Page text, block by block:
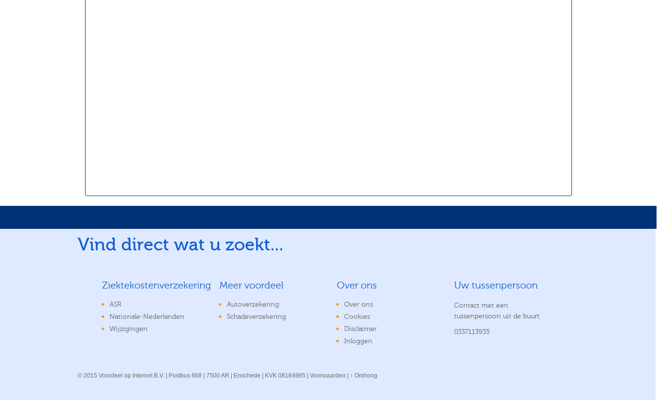
Vind direct wat u zoekt...
Ziektekostenverzekering
ASR
Nationale-Nederlanden
Wijzigingen
Meer voordeel
Autoverzekering
Schadeverzekering
Over ons
Over ons
Cookies
Disclaimer
Inloggen
Uw tussenpersoon
Contact met een
tussenpersoon uit de buurt
0337113935
© 2015 Voordeel op Internet B.V. | Postbus 668 | 7500 AR | Enschede | KVK 08184985 | Voorwaarden ↑ Omhoog